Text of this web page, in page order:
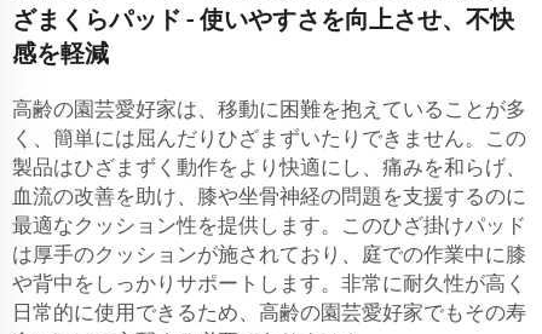
ざまくらパッド - 使いやすさを向上させ、不快
感を軽減
高齢の園芸愛好家は、移動に困難を抱えていることが多
く、簡単には屈んだりひざまずいたりできません。この
製品はひざまずく動作をより快適にし、痛みを和らげ、
血流の改善を助け、膝や坐骨神経の問題を支援するのに
最適なクッション性を提供します。このひざ掛けパッド
は厚手のクッションが施されており、庭での作業中に膝
や背中をしっかりサポートします。非常に耐久性が高く
日常的に使用できるため、高齢の園芸愛好家でもその寿